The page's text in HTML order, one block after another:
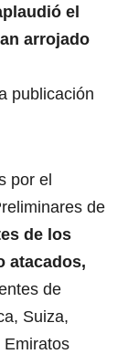
el
arrojado
publicación
por el
de
de los
atacados,
de
Suiza,
Emiratos